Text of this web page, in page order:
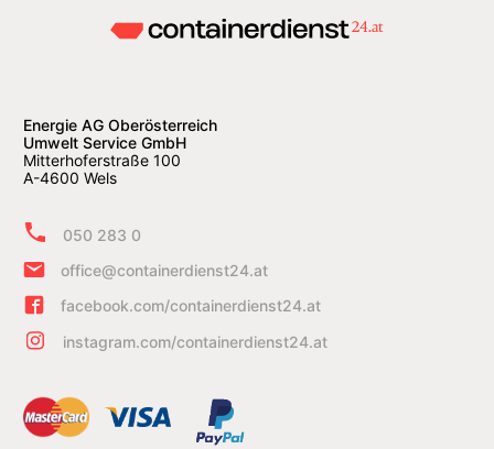
Energie AG Oberösterreich
Umwelt Service GmbH
Mitterhoferstraße 100
A-4600 Wels
050 283 0
office@containerdienst24.at
facebook.com/containerdienst24.at
instagram.com/containerdienst24.at